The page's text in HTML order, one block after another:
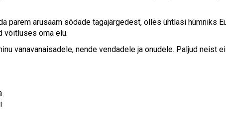
parem arusaam sõdade tagajärgedest, olles ühtlasi hümniks
võitluses oma elu.
vanavanaisadele, nende vendadele ja onudele. Paljud neist